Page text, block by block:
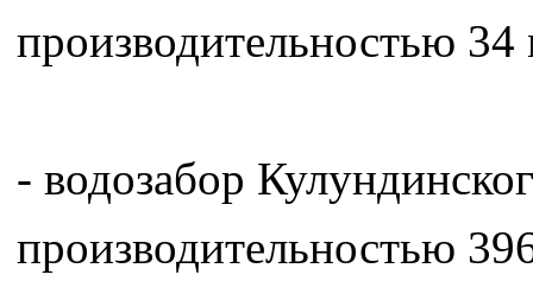
производительностью
- водозабор
производительностью